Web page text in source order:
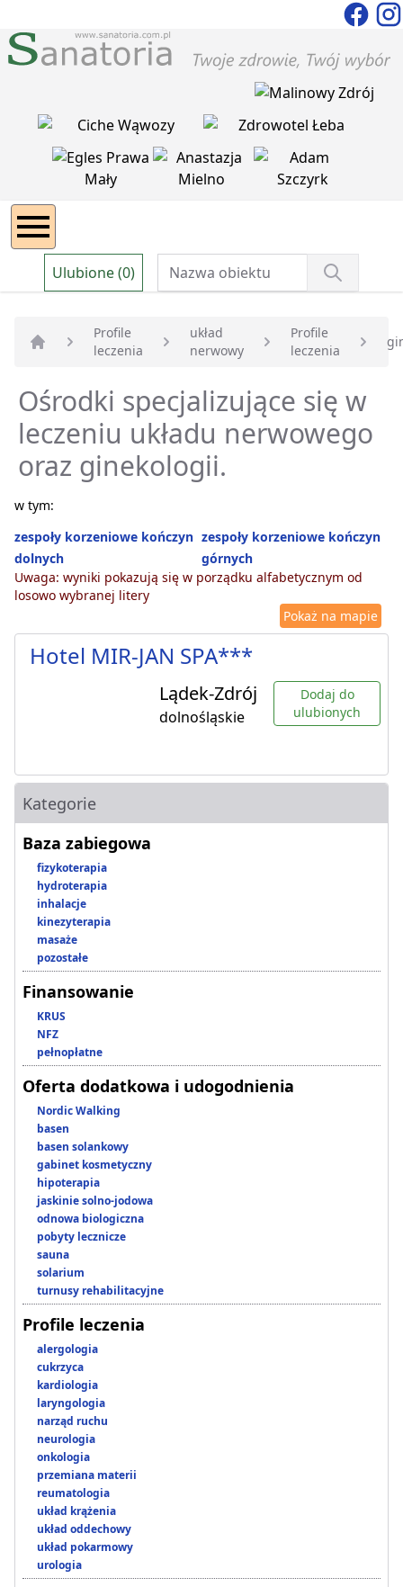
Ulubione (0)
Strona główna
Profile
leczenia
układ
nerwowy
Profile
leczenia
Ośrodki specjalizujące się w
leczeniu układu nerwowego
oraz ginekologii.
w tym:
zespoły korzeniowe kończyn
dolnych
zespoły korzeniowe kończyn
górnych
Uwaga: wyniki pokazują się w porządku alfabetycznym od
losowo wybranej litery
Pokaż na mapie
Hotel MIR-JAN SPA***
Lądek-Zdrój
dolnośląskie
Dodaj do
ulubionych
Kategorie
Baza zabiegowa
fizykoterapia
hydroterapia
inhalacje
kinezyterapia
masaże
pozostałe
Finansowanie
KRUS
NFZ
pełnopłatne
Oferta dodatkowa i udogodnienia
Nordic Walking
basen
basen solankowy
gabinet kosmetyczny
hipoterapia
jaskinie solno-jodowa
odnowa biologiczna
pobyty lecznicze
sauna
solarium
turnusy rehabilitacyjne
Profile leczenia
alergologia
cukrzyca
kardiologia
laryngologia
narząd ruchu
neurologia
onkologia
przemiana materii
reumatologia
układ krążenia
układ oddechowy
układ pokarmowy
urologia